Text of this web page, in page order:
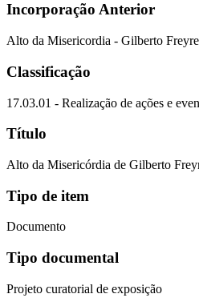
Incorporação Anterior
Alto da Misericordia - Gilberto Freyre
Classificação
17.03.01 - Realização de ações e
Título
Alto da Misericórdia de Gilberto
Tipo de item
Documento
Tipo documental
Projeto curatorial de exposição